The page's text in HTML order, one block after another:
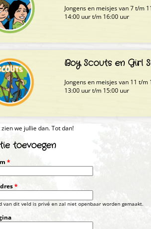
Jongens en meisjes van 7 t/m
14:00 uur t/m 16:00 uur
Boy Scouts en Girl
Jongens en meisjes van 11 t/m
13:00 uur t/m 15:00 uur
we jullie dan. Tot dan!
toevoegen
*
*
van dit veld is privé en zal niet openbaar worden gemaakt.